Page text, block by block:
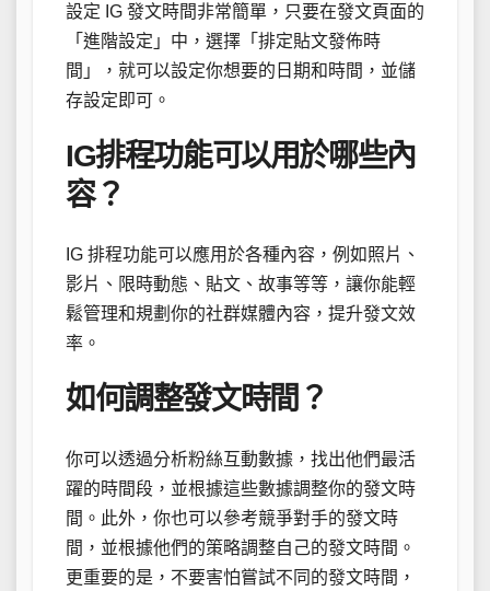
設定 IG 發文時間非常簡單，只要在發文頁面的
「進階設定」中，選擇「排定貼文發佈時
間」，就可以設定你想要的日期和時間，並儲
存設定即可。
IG排程功能可以用於哪些內
容？
IG 排程功能可以應用於各種內容，例如照片、
影片、限時動態、貼文、故事等等，讓你能輕
鬆管理和規劃你的社群媒體內容，提升發文效
率。
如何調整發文時間？
你可以透過分析粉絲互動數據，找出他們最活
躍的時間段，並根據這些數據調整你的發文時
間。此外，你也可以參考競爭對手的發文時
間，並根據他們的策略調整自己的發文時間。
更重要的是，不要害怕嘗試不同的發文時間，